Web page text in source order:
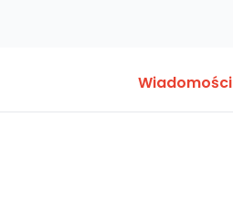
Wiadomości